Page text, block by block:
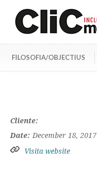
FILOSOFIA/OBJECTIUS
Cliente:
Date: December 18, 2017
Visita website